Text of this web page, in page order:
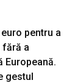
pentru a
fără a
Europeană.
gestul